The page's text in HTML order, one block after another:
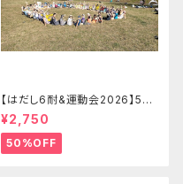
【はだし6耐&運動会2026】5-8
名リレーの部 はだし6耐＋運動
会チームエントリー【2026.09.
26(土)】
¥2,750
50%OFF